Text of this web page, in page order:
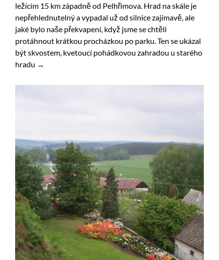
ležícím 15 km západně od Pelhřimova. Hrad na skále je
nepřehlednutelný a vypadal už od silnice zajímavě, ale
jaké bylo naše překvapení, když jsme se chtěli
protáhnout krátkou procházkou po parku. Ten se ukázal
být skvostem, kvetoucí pohádkovou zahradou u starého
hradu →